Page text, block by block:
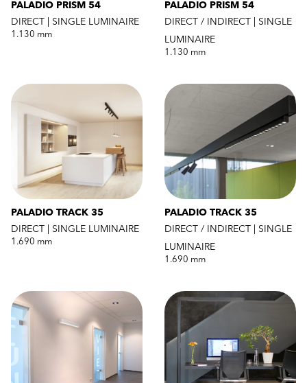
PALADIO PRISM 54
DIRECT | SINGLE LUMINAIRE
1.130 mm
PALADIO PRISM 54
DIRECT / INDIRECT | SINGLE
LUMINAIRE
1.130 mm
PALADIO TRACK 35
DIRECT | SINGLE LUMINAIRE
1.690 mm
PALADIO TRACK 35
DIRECT / INDIRECT | SINGLE
LUMINAIRE
1.690 mm